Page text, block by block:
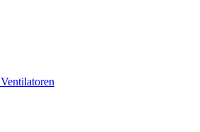
Ventilatoren